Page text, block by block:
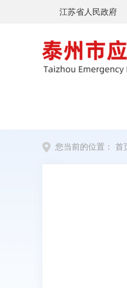
江苏省人民政府
您当前的位置： 首